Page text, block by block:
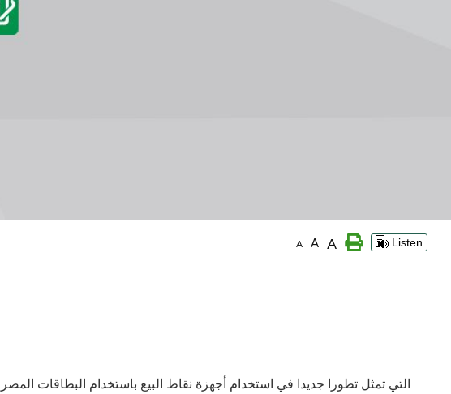
A A A Listen